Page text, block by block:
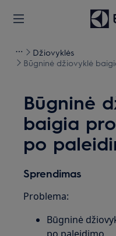
Džiovyklės
Būgninė džiovyklė
Būgninė
baigia
po
Sprendimas
Problema:
Būgninė